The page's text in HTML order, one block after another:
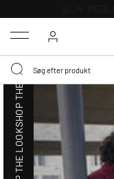
Menu
SHOP THE LOOK
SHOP THE LOOK
SHOP THE LOOK